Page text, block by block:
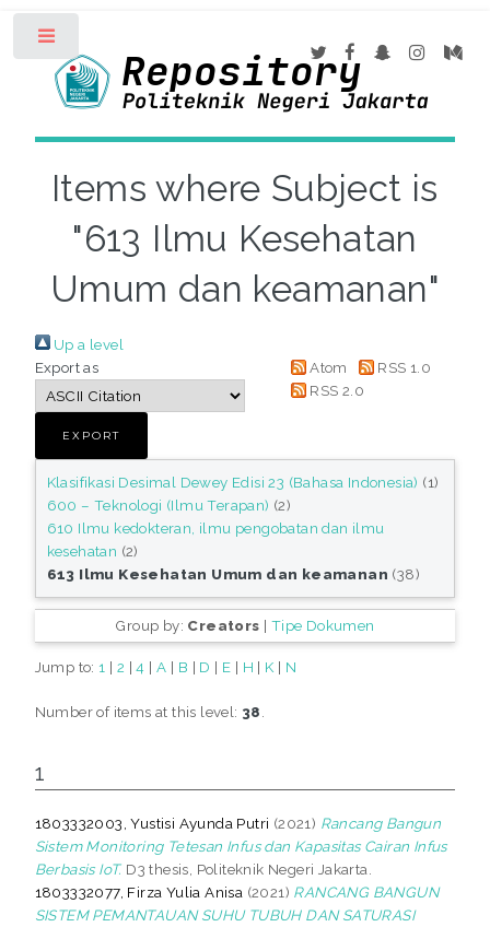
Items where Subject is
"613 Ilmu Kesehatan
Umum dan keamanan"
Up a level
Export as
Atom
RSS 1.0
RSS 2.0
Klasifikasi Desimal Dewey Edisi 23 (Bahasa Indonesia) (1)
600 – Teknologi (Ilmu Terapan) (2)
610 Ilmu kedokteran, ilmu pengobatan dan ilmu
kesehatan (2)
613 Ilmu Kesehatan Umum dan keamanan (38)
Group by: Creators | Tipe Dokumen
Jump to: 1 | 2 |4 |A | B | D | E | H | K | N
Number of items at this level: 38
1
1803332003, Yustisi Ayunda Putri (2021) Rancang Bangun
Sistem Monitoring Tetesan Infus dan Kapasitas Cairan Infus
Berbasis IoT. D3 thesis, Politeknik Negeri Jakarta.
1803332077, Firza Yulia Anisa (2021) RANCANG BANGUN
SISTEM PEMANTAUAN SUHU TUBUH DAN SATURASI